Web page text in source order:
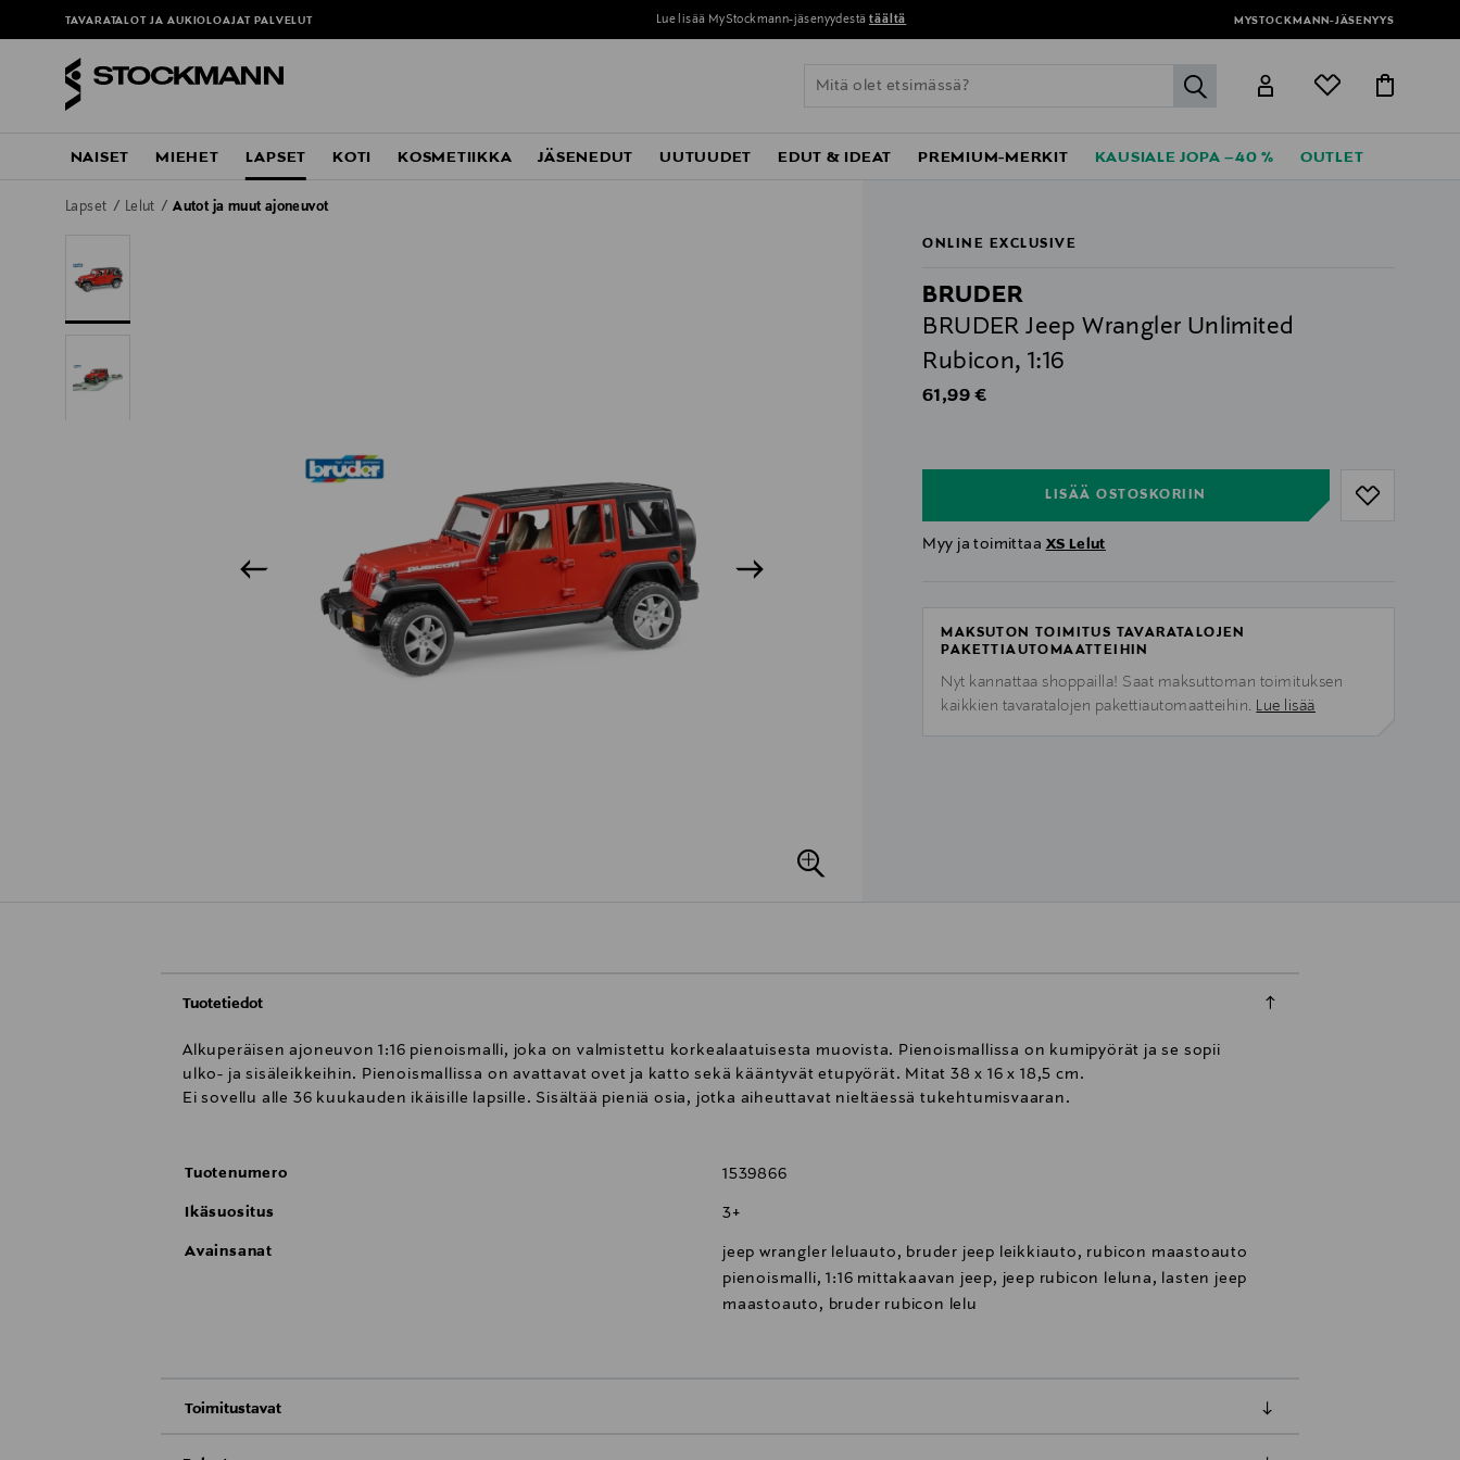
TAVARATALOT JA AUKIOLOAJAT PALVELUT Lue lisää MyStockmann-jäsenyydestä täältä MYSTOCKMANN-JÄSENYYS
label.header.go
NAISET MIEHET LAPSET KOTI KOSMETIIKKA JÄSENEDUT UUTUUDET EDUT & IDEAT PREMIUM-MERKIT KAUSIALE JOPA –40 % OUTLET
Lapset Lelut Autot ja muut ajoneuvot
ONLINE EXCLUSIVE
BRUDER
BRUDER Jeep Wrangler Unlimited
Rubicon, 1:16
Original Price
61,99 €
LISÄÄ OSTOSKORIIN
Myy ja toimittaa XS Lelut
MAKSUTON TOIMITUS TAVARATALOJEN
PAKETTIAUTOMAATTEIHIN
Nyt kannattaa shoppailla! Saat maksuttoman toimituksen
kaikkien tavaratalojen pakettiautomaatteihin. Lue lisää
Tuotetiedot
Alkuperäisen ajoneuvon 1:16 pienoismalli, joka on valmistettu korkealaatuisesta muovista. Pienoismallissa on kumipyörät ja se sopii
ulko- ja sisäleikkeihin. Pienoismallissa on avattavat ovet ja katto sekä kääntyvät etupyörät. Mitat 38 x 16 x 18,5 cm.
Ei sovellu alle 36 kuukauden ikäisille lapsille. Sisältää pieniä osia, jotka aiheuttavat nieltäessä tukehtumisvaaran.
Tuotenumero 1539866
Ikäsuositus 3+
Avainsanat
jeep wrangler leluauto, bruder jeep leikkiauto, rubicon maastoauto
pienoismalli, 1:16 mittakaavan jeep, jeep rubicon leluna, lasten jeep
maastoauto, bruder rubicon lelu
Toimitustavat